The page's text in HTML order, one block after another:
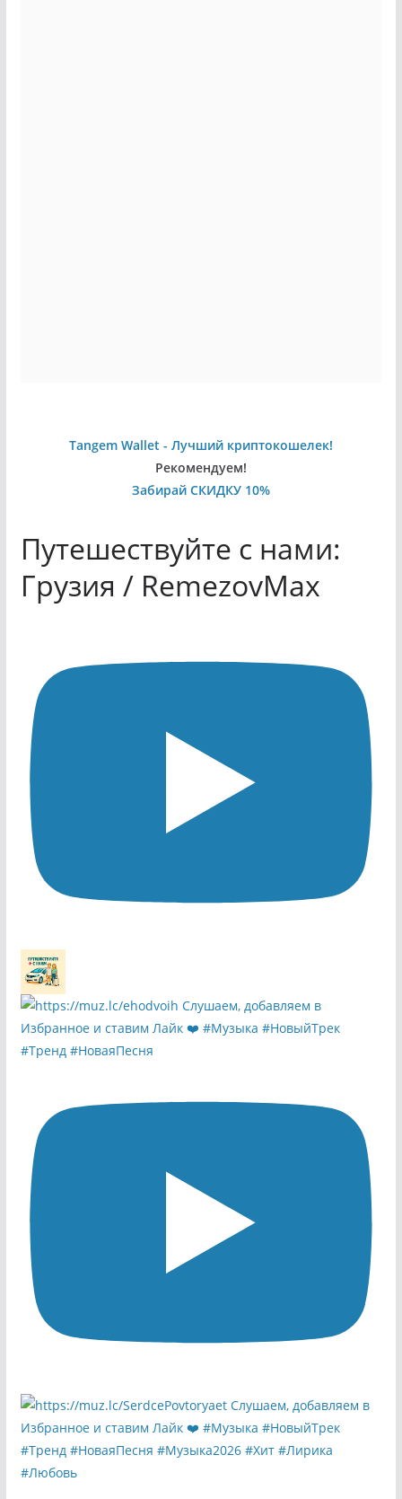
Tangem Wallet - Лучший криптокошелек!
Рекомендуем!
Забирай СКИДКУ 10%
Путешествуйте с нами:
Грузия / RemezovMax